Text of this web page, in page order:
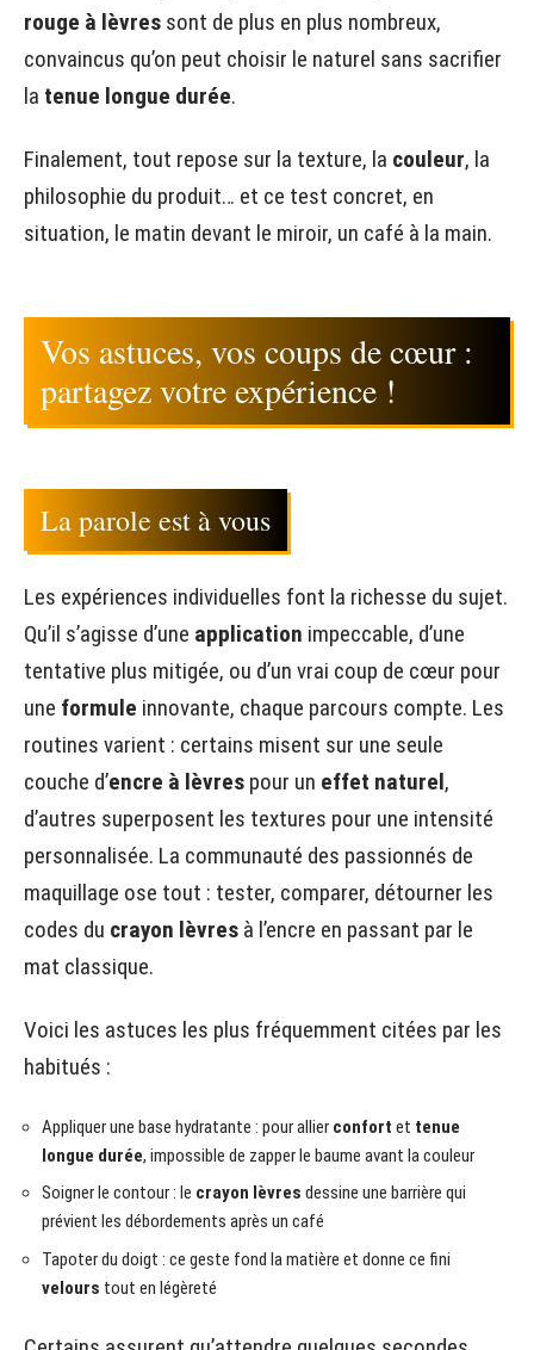
rouge à lèvres sont de plus en plus nombreux,
convaincus qu’on peut choisir le naturel sans sacrifier
la tenue longue durée.
Finalement, tout repose sur la texture, la couleur, la
philosophie du produit… et ce test concret, en
situation, le matin devant le miroir, un café à la main.
Vos astuces, vos coups de cœur :
partagez votre expérience !
La parole est à vous
Les expériences individuelles font la richesse du sujet.
Qu’il s’agisse d’une application impeccable, d’une
tentative plus mitigée, ou d’un vrai coup de cœur pour
une formule innovante, chaque parcours compte. Les
routines varient : certains misent sur une seule
couche d’encre à lèvres pour un effet naturel,
d’autres superposent les textures pour une intensité
personnalisée. La communauté des passionnés de
maquillage ose tout : tester, comparer, détourner les
codes du crayon lèvres à l’encre en passant par le
mat classique.
Voici les astuces les plus fréquemment citées par les
habitués :
Appliquer une base hydratante : pour allier confort et tenue
longue durée, impossible de zapper le baume avant la couleur
Soigner le contour : le crayon lèvres dessine une barrière qui
prévient les débordements après un café
Tapoter du doigt : ce geste fond la matière et donne ce fini
velours tout en légèreté